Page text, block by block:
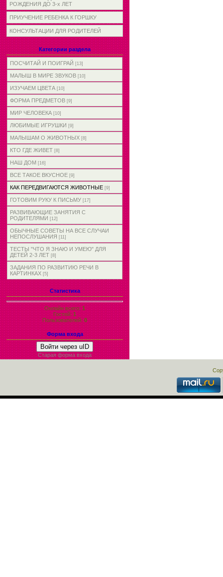
РОЖДЕНИЯ ДО 3-х ЛЕТ
ПРИУЧЕНИЕ РЕБЕНКА К ГОРШКУ
КОНСУЛЬТАЦИИ ДЛЯ РОДИТЕЛЕЙ
Категории раздела
ПОСЧИТАЙ И ПОИГРАЙ [13]
МАЛЫШ В МИРЕ ЗВУКОВ [10]
ИЗУЧАЕМ ЦВЕТА [10]
ФОРМА ПРЕДМЕТОВ [9]
МИР ЧЕЛОВЕКА [10]
ЛЮБИМЫЕ ИГРУШКИ [9]
МАЛЫШАМ О ЖИВОТНЫХ [8]
КТО ГДЕ ЖИВЕТ [8]
НАШ ДОМ [16]
ВСЕ ТАКОЕ ВКУСНОЕ [9]
КАК ПЕРЕДВИГАЮТСЯ ЖИВОТНЫЕ [9]
ГОТОВИМ РУКУ К ПИСЬМУ [17]
РАЗВИВАЮЩИЕ ЗАНЯТИЯ С
РОДИТЕЛЯМИ [12]
ОБЫЧНЫЕ СОВЕТЫ НА ВСЕ СЛУЧАИ
НЕПОСЛУШАНИЯ [11]
ТЕСТЫ "ЧТО Я ЗНАЮ И УМЕЮ" ДЛЯ
ДЕТЕЙ 2-3 ЛЕТ [8]
ЗАДАНИЯ ПО РАЗВИТИЮ РЕЧИ В
КАРТИНКАХ [5]
Статистика
Онлайн всего:1
Гостей:1
Пользователей:0
Форма входа
Войти через uID
Старая форма входа